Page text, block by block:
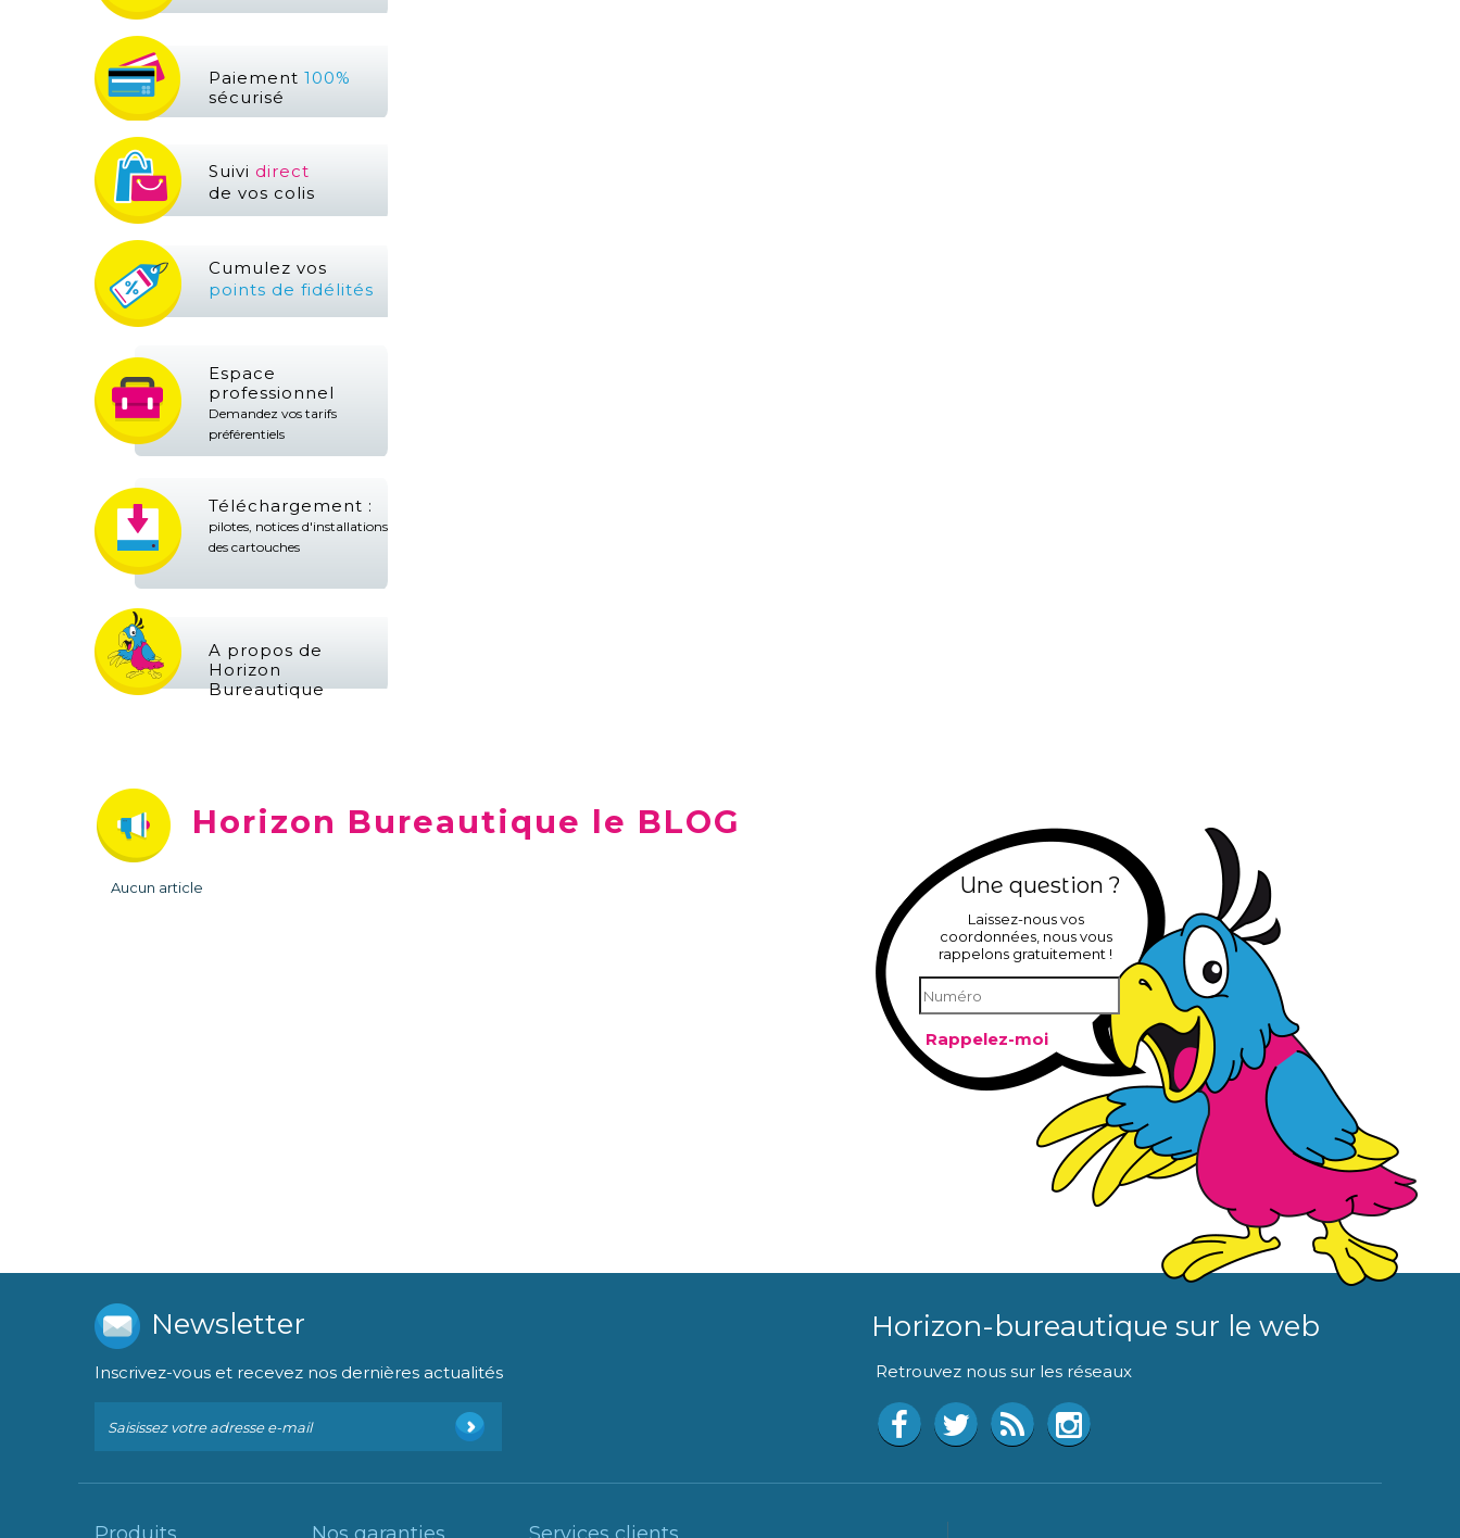
Paiement 100%
sécurisé
Suivi direct
de vos colis
Cumulez vos
points de fidélités
Espace
professionnel
Demandez vos tarifs
préférentiels
Téléchargement :
pilotes, notices d'installations
des cartouches
A propos de
Horizon
Bureautique
Horizon Bureautique le BLOG
Aucun article Une question ?
Laissez-nous vos
coordonnées, nous vous
rappelons gratuitement !
Newsletter
Inscrivez-vous et recevez nos dernières actualités
Horizon-bureautique sur le web
Retrouvez nous sur les réseaux